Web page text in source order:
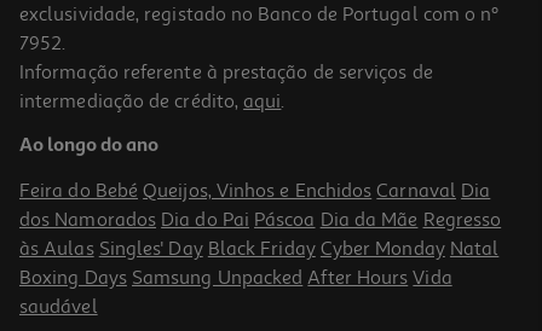
Livro O Grande Livro Respostas
13.49 €/un
PVP de editor
13,49 €
exclusividade, registado no Banco de Portugal com o nº
7952.
Informação referente à prestação de serviços de
intermediação de crédito, aqui.
Ao longo do ano
Feira do Bebé Queijos, Vinhos e Enchidos Carnaval Dia
dos Namorados Dia do Pai Páscoa Dia da Mãe Regresso
às Aulas Singles' Day Black Friday Cyber Monday Natal
Boxing Days Samsung Unpacked After Hours Vida
saudável